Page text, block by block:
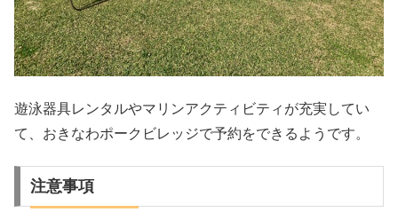
遊泳器具レンタルやマリンアクティビティが充実してい
て、おきなわポークビレッジで予約をできるようです。
注意事項